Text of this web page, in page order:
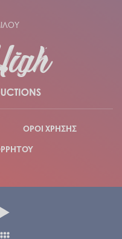
ΟΡΟΙ ΧΡΗΣΗΣ